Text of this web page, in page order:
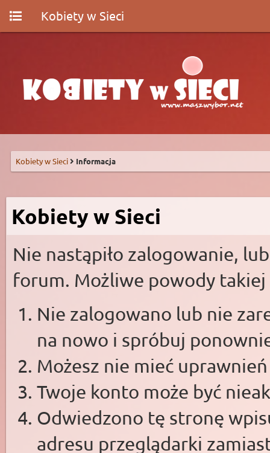
Kobiety w Sieci
Kobiety w Sieci Informacja
Kobiety w Sieci
Nie nastąpiło zalogowanie,
forum. Możliwe powody takiej
Nie zalogowano lub nie
na nowo i spróbuj
Możesz nie mieć
Twoje konto może być
Odwiedzono tę stronę
adresu przeglądarki